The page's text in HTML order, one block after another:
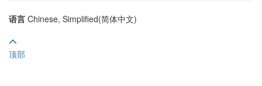
语言 Chinese, Simplified(简体中文)
顶部